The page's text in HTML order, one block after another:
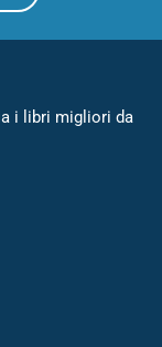
i libri migliori da